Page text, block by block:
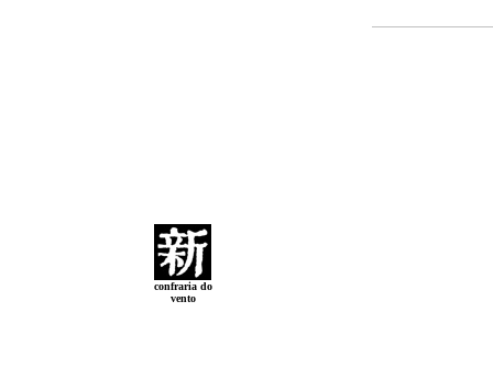
confraria do
vento